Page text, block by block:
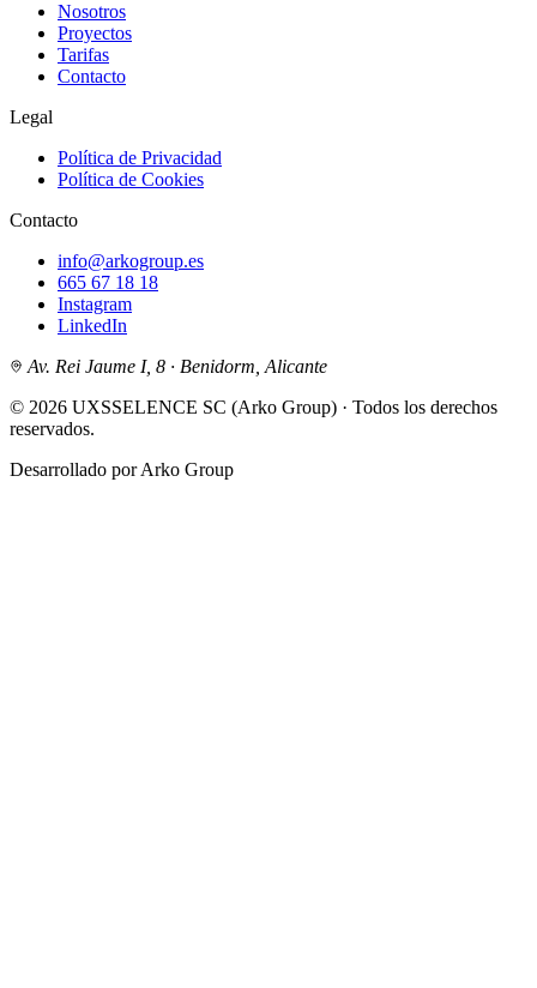
Nosotros
Proyectos
Tarifas
Contacto
Legal
Política de Privacidad
Política de Cookies
Contacto
info@arkogroup.es
665 67 18 18
Instagram
LinkedIn
Av. Rei Jaume I, 8 · Benidorm, Alicante
© 2026 UXSSELENCE SC (Arko Group) · Todos los derechos
reservados.
Desarrollado por Arko Group